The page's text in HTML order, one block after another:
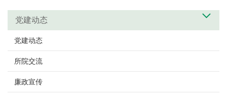
党建动态
党建动态
所院交流
廉政宣传